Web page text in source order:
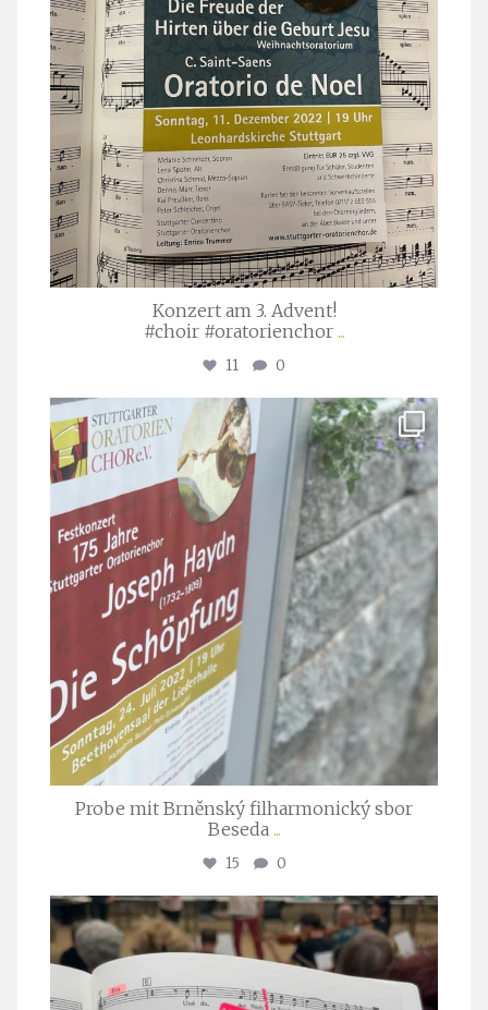
Konzert am 3. Advent!
#choir #oratorienchor ...
11 0
stuttgarter_oratorienchor
Juli 23
Probe mit Brněnský filharmonický sbor
Beseda ...
15 0
stuttgarter_oratorienchor
Juli 23